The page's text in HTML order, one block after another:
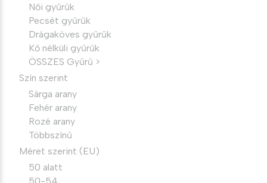
Női gyűrűk
Pecsét gyűrűk
Drágaköves gyűrűk
Kő nélküli gyűrűk
ÖSSZES Gyűrű >
Szín szerint
Sárga arany
Fehér arany
Rozé arany
Többszínű
Méret szerint (EU)
50 alatt
50-54